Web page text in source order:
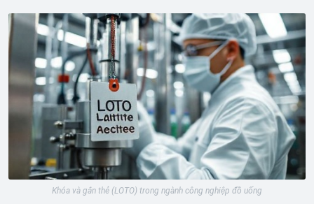
Khóa và gắn thẻ (LOTO) trong ngành công nghiệp đồ uống